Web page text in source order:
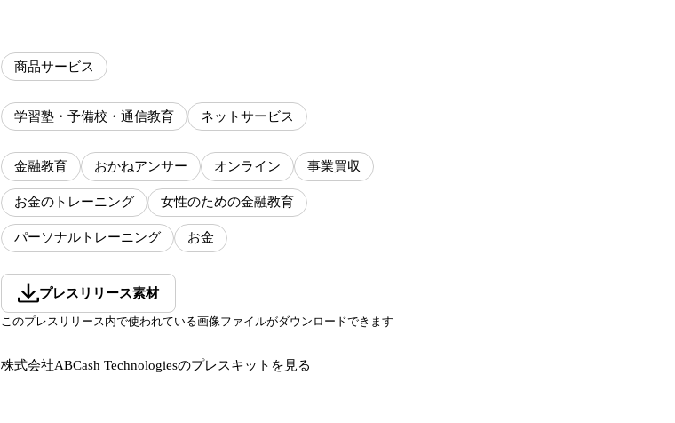
商品サービス
学習塾・予備校・通信教育 ネットサービス
金融教育 おかねアンサー オンライン 事業買収
お金のトレーニング 女性のための金融教育
パーソナルトレーニング お金
プレスリリース素材
このプレスリリース内で使われている画像ファイルがダウンロードできます
株式会社ABCash Technologiesのプレスキットを見る